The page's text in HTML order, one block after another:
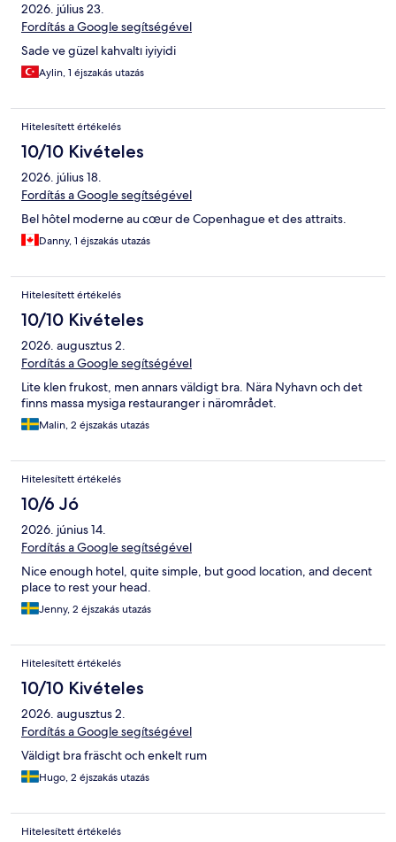
2026. július 23.
Fordítás a Google segítségével
Sade ve güzel kahvaltı iyiyidi
Aylin, 1 éjszakás utazás
Hitelesített értékelés
10/10 Kivételes
2026. július 18.
Fordítás a Google segítségével
Bel hôtel moderne au cœur de Copenhague et des attraits.
Danny, 1 éjszakás utazás
Hitelesített értékelés
10/10 Kivételes
2026. augusztus 2.
Fordítás a Google segítségével
Lite klen frukost, men annars väldigt bra. Nära Nyhavn och det
finns massa mysiga restauranger i närområdet.
Malin, 2 éjszakás utazás
Hitelesített értékelés
10/6 Jó
2026. június 14.
Fordítás a Google segítségével
Nice enough hotel, quite simple, but good location, and decent
place to rest your head.
Jenny, 2 éjszakás utazás
Hitelesített értékelés
10/10 Kivételes
2026. augusztus 2.
Fordítás a Google segítségével
Väldigt bra fräscht och enkelt rum
Hugo, 2 éjszakás utazás
Hitelesített értékelés